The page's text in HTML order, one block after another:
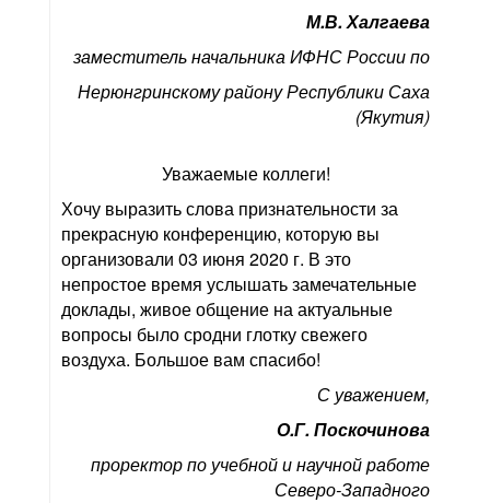
М.В. Халгаева
заместитель начальника ИФНС России по
Нерюнгринскому району Республики Саха
(Якутия)
Уважаемые коллеги!
Хочу выразить слова признательности за
прекрасную конференцию, которую вы
организовали 03 июня 2020 г. В это
непростое время услышать замечательные
доклады, живое общение на актуальные
вопросы было сродни глотку свежего
воздуха. Большое вам спасибо!
С уважением,
О.Г. Поскочинова
проректор по учебной и научной работе
Северо-Западного